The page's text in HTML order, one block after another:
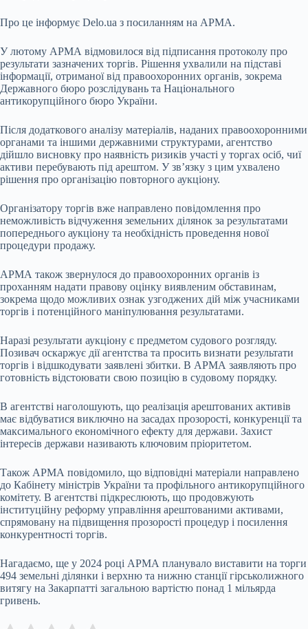
Про це інформує Delo.ua з посиланням на АРМА.
У лютому АРМА відмовилося від підписання протоколу про
результати зазначених торгів. Рішення ухвалили на підставі
інформації, отриманої від правоохоронних органів, зокрема
Державного бюро розслідувань та Національного
антикорупційного бюро України.
Після додаткового аналізу матеріалів, наданих правоохоронними
органами та іншими державними структурами, агентство
дійшло висновку про наявність ризиків участі у торгах осіб, чиї
активи перебувають під арештом. У зв’язку з цим ухвалено
рішення про організацію повторного аукціону.
Організатору торгів вже направлено повідомлення про
неможливість відчуження земельних ділянок за результатами
попереднього аукціону та необхідність проведення нової
процедури продажу.
АРМА також звернулося до правоохоронних органів із
проханням надати правову оцінку виявленим обставинам,
зокрема щодо можливих ознак узгоджених дій між учасниками
торгів і потенційного маніпулювання результатами.
Наразі результати аукціону є предметом судового розгляду.
Позивач оскаржує дії агентства та просить визнати результати
торгів і відшкодувати заявлені збитки. В АРМА заявляють про
готовність відстоювати свою позицію в судовому порядку.
В агентстві наголошують, що реалізація арештованих активів
має відбуватися виключно на засадах прозорості, конкуренції та
максимального економічного ефекту для держави. Захист
інтересів держави називають ключовим пріоритетом.
Також АРМА повідомило, що відповідні матеріали направлено
до Кабінету міністрів України та профільного антикорупційного
комітету. В агентстві підкреслюють, що продовжують
інституційну реформу управління арештованими активами,
спрямовану на підвищення прозорості процедур і посилення
конкурентності торгів.
Нагадаємо, ще у 2024 році АРМА планувало виставити на торги
494 земельні ділянки і верхню та нижню станції гірськолижного
витягу на Закарпатті загальною вартістю понад 1 мільярда
гривень.